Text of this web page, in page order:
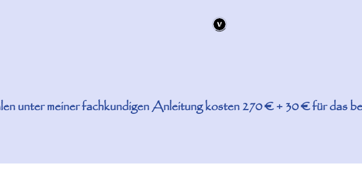
unter meiner fachkundigen Anleitung kosten 270 € + 30 € für das